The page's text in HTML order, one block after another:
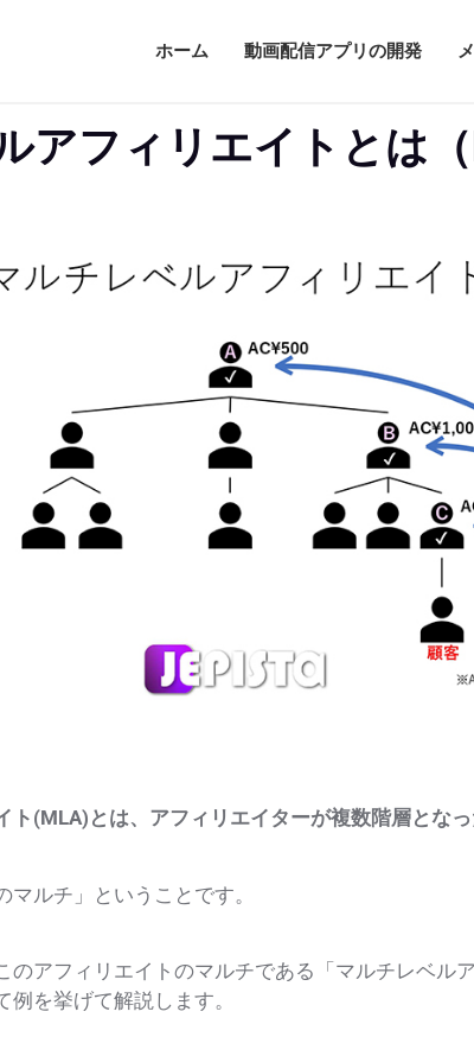
ホーム 動画配信アプリの開発
アフィリエイトとは（
ト(MLA)とは、アフィリエイターが複数階層とな
ルチ」ということです。
のアフィリエイトのマルチである「マルチレベル
を挙げて解説します。